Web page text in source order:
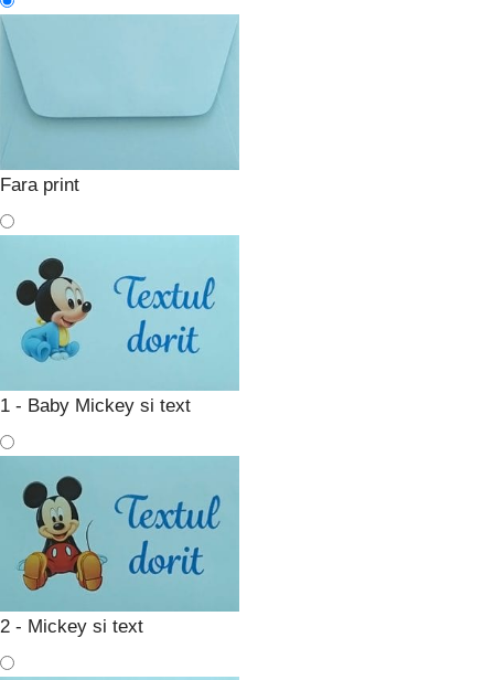
Fara print
1 - Baby Mickey si text
2 - Mickey si text